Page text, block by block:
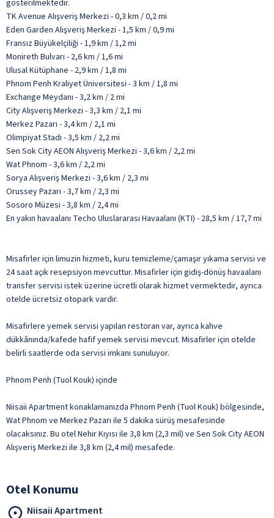
gösterilmektedir.
TK Avenue Alışveriş Merkezi - 0,3 km / 0,2 mi
Eden Garden Alışveriş Merkezi - 1,5 km / 0,9 mi
Fransız Büyükelçiliği - 1,9 km / 1,2 mi
Monireth Bulvarı - 2,6 km / 1,6 mi
Ulusal Kütüphane - 2,9 km / 1,8 mi
Phnom Penh Kraliyet Üniversitesi - 3 km / 1,8 mi
Exchange Meydanı - 3,2 km / 2 mi
City Alışveriş Merkezi - 3,3 km / 2,1 mi
Merkez Pazarı - 3,4 km / 2,1 mi
Olimpiyat Stadı - 3,5 km / 2,2 mi
Sen Sok City AEON Alışveriş Merkezi - 3,6 km / 2,2 mi
Wat Phnom - 3,6 km / 2,2 mi
Sorya Alışveriş Merkezi - 3,6 km / 2,3 mi
Orussey Pazarı - 3,7 km / 2,3 mi
Sosoro Müzesi - 3,8 km / 2,4 mi
En yakın havaalanı Techo Uluslararası Havaalanı (KTI) - 28,5 km / 17,7 mi
Misafirler için limuzin hizmeti, kuru temizleme/çamaşır yıkama servisi ve
24 saat açık resepsiyon mevcuttur. Misafirler için gidiş-dönüş havaalanı
transfer servisi istek üzerine ücretli olarak hizmet vermektedir, ayrıca
otelde ücretsiz otopark vardır.
Misafirlere yemek servisi yapılan restoran var, ayrıca kahve
dükkânında/kafede hafif yemek servisi mevcut. Misafirler için otelde
belirli saatlerde oda servisi imkanı sunuluyor.
Phnom Penh (Tuol Kouk) içinde
Niisaii Apartment konaklamanızda Phnom Penh (Tuol Kouk) bölgesinde,
Wat Phnom ve Merkez Pazarı ile 5 dakika sürüş mesafesinde
olacaksınız. Bu otel Nehir Kıyısı ile 3,8 km (2,3 mil) ve Sen Sok City AEON
Alışveriş Merkezi ile 3,8 km (2,4 mil) mesafede.
Otel Konumu
Niisaii Apartment